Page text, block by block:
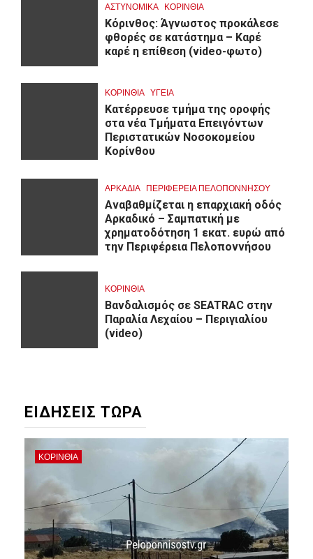
ΑΣΤΥΝΟΜΙΚΑ ΚΟΡΙΝΘΊΑ
Κόρινθος: Άγνωστος προκάλεσε
φθορές σε κατάστημα – Καρέ
καρέ η επίθεση (video-φωτο)
ΚΟΡΙΝΘΊΑ ΥΓΕΙΑ
Kατέρρευσε τμήμα της οροφής
στα νέα Τμήματα Επειγόντων
Περιστατικών Νοσοκομείου
Κορίνθου
ΑΡΚΑΔΊΑ ΠΕΡΙΦΈΡΕΙΑ ΠΕΛΟΠΟΝΝΉΣΟΥ
Αναβαθμίζεται η επαρχιακή οδός
Αρκαδικό – Σαμπατική με
χρηματοδότηση 1 εκατ. ευρώ από
την Περιφέρεια Πελοποννήσου
ΚΟΡΙΝΘΊΑ
Βανδαλισμός σε SEATRAC στην
Παραλία Λεχαίου – Περιγιαλίου
(video)
ΕΙΔΗΣΕΙΣ ΤΩΡΑ
ΚΟΡΙΝΘΊΑ